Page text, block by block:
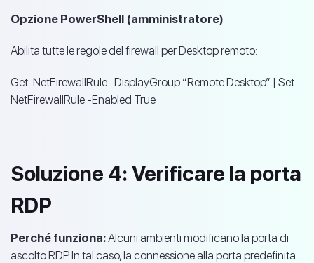
Opzione PowerShell (amministratore)
Abilita tutte le regole del firewall per Desktop remoto:
Get-NetFirewallRule -DisplayGroup “Remote Desktop” | Set-
NetFirewallRule -Enabled True
Soluzione 4: Verificare la porta
RDP
Perché funziona:Alcuni ambienti modificano la porta di
ascolto RDP. In tal caso, la connessione alla porta predefinita